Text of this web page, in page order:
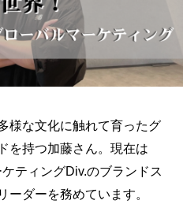
様な文化に触れて育ったグ
を持つ加藤さん。現在は
ティングDiv.のブランドス
ーダーを務めています。